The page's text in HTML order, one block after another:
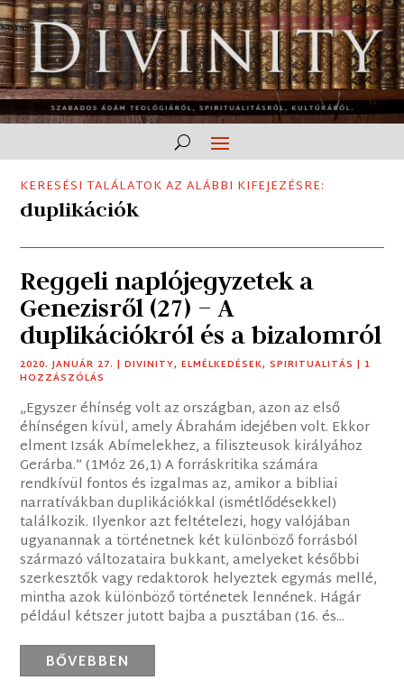
KERESÉSI TALÁLATOK AZ ALÁBBI KIFEJEZÉSRE:
duplikációk
Reggeli naplójegyzetek a
Genezisről (27) – A
duplikációkról és a bizalomról
2020. JANUÁR 27. |DIVINITY,ELMÉLKEDÉSEK,SPIRITUALITÁS | 1
HOZZÁSZÓLÁS
„Egyszer éhínség volt az országban, azon az első
éhínségen kívül, amely Ábrahám idejében volt. Ekkor
elment Izsák Abímelekhez, a filiszteusok királyához
Gerárba.” (1Móz 26,1) A forráskritika számára
rendkívül fontos és izgalmas az, amikor a bibliai
narratívákban duplikációkkal (ismétlődésekkel)
találkozik. Ilyenkor azt feltételezi, hogy valójában
ugyanannak a történetnek két különböző forrásból
származó változataira bukkant, amelyeket későbbi
szerkesztők vagy redaktorok helyeztek egymás mellé,
mintha azok különböző történetek lennének. Hágár
például kétszer jutott bajba a pusztában (16. és...
BŐVEBBEN